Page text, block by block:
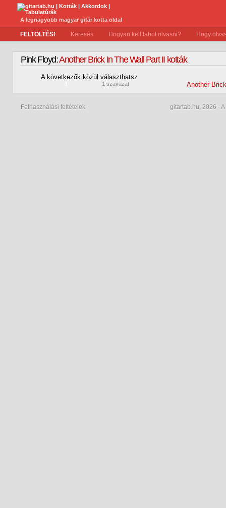
A legnagyobb magyar gitár kotta oldal
FELTÖLTÉS! Keresés Hogyan kell tabot olvasni? Hogy
Pink Floyd:Another Brick In The Wall Part II kották
A következők közül választhatsz
1 szavazat Another
Felhasználási feltételek gitartab.hu, 2026 -